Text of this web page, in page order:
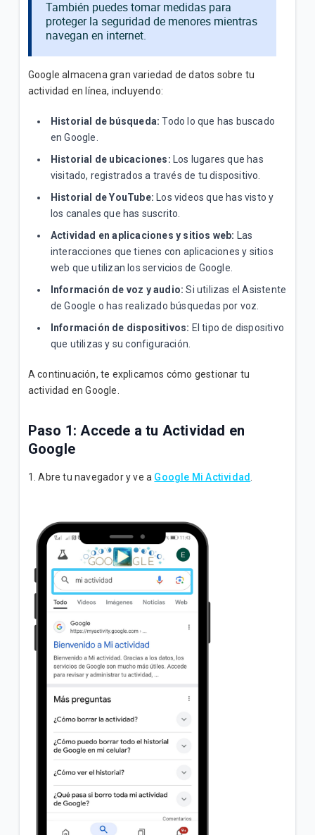
Tus Paquetigos Ilimitados ahora en la App Yasta
Disfruta en tu linea del plan "Adicional Ilimitado
Inicial"
Conoce los pasos para verificar que la red 4G | LTE
de tu celular funciona correctamente
VER MÁS
También puedes tomar medidas para
proteger la seguridad de menores mientras
navegan en internet.
Google almacena gran variedad de datos sobre tu
actividad en línea, incluyendo:
Historial de búsqueda: Todo lo que has buscado
en Google.
Historial de ubicaciones: Los lugares que has
visitado, registrados a través de tu dispositivo.
Historial de YouTube: Los videos que has visto y
los canales que has suscrito.
Actividad en aplicaciones y sitios web:
Las
interacciones que tienes con aplicaciones y sitios
web que utilizan los servicios de Google.
Información de voz y audio: Si utilizas el Asistente
de Google o has realizado búsquedas por voz.
Información de dispositivos: El tipo de dispositivo
que utilizas y su configuración.
A continuación, te explicamos cómo gestionar tu
actividad en Google.
Paso 1: Accede a tu Actividad en
Google
1. Abre tu navegador y ve a Google Mi Actividad